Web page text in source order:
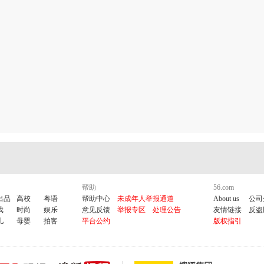
品 高校
粤语
时尚
娱乐
母婴 拍客
帮助
帮助中心
未成年人举报通道
意见反馈
举报专区
处理公告
平台公约
56.com
About us
公
友情链接
反
版权指引